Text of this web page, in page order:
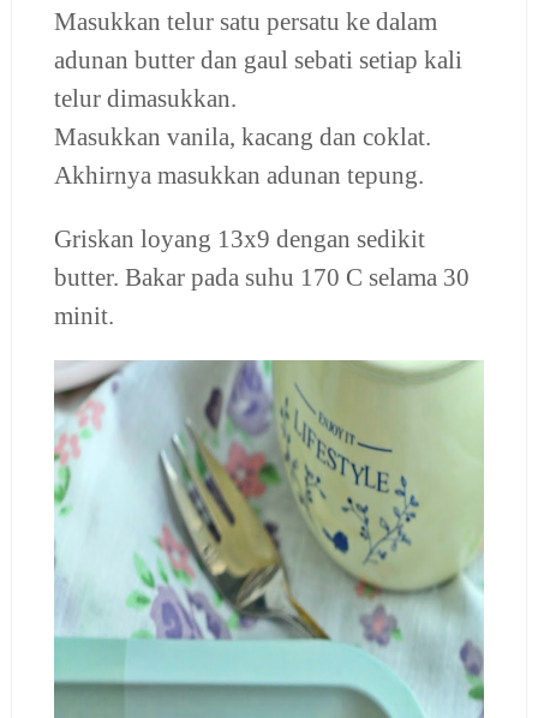
Masukkan telur satu persatu ke dalam
adunan butter dan gaul sebati setiap kali
telur dimasukkan.
Masukkan vanila, kacang dan coklat.
Akhirnya masukkan adunan tepung.
Griskan loyang 13x9 dengan sedikit
butter. Bakar pada suhu 170 C selama 30
minit.